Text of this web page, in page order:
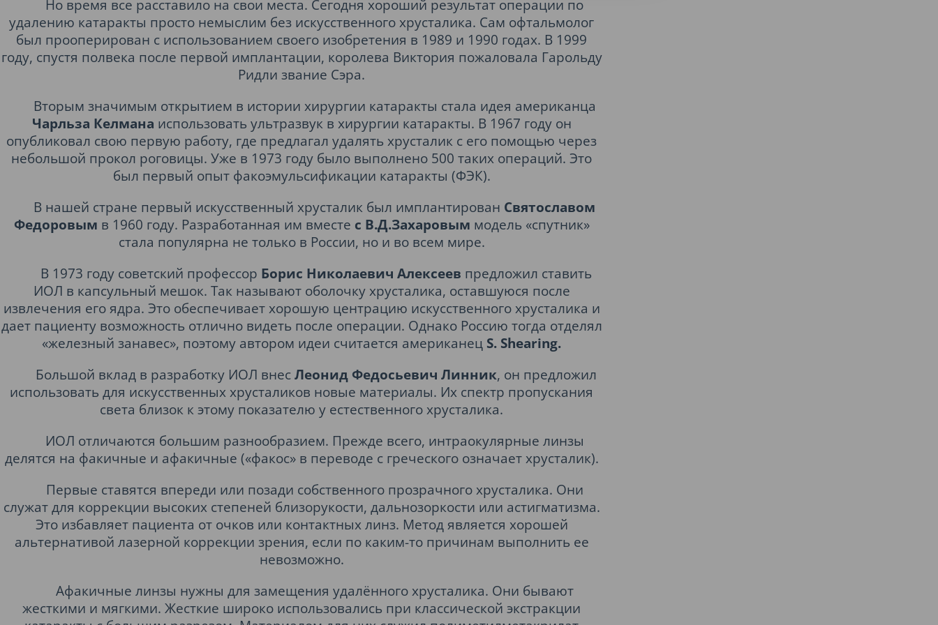
Но время все расставило на свои места. Сегодня хороший результат операции по
удалению катаракты просто немыслим без искусственного хрусталика. Сам офтальмолог
был прооперирован с использованием своего изобретения в 1989 и 1990 годах. В 1999
году, спустя полвека после первой имплантации, королева Виктория пожаловала Гарольду
Ридли звание Сэра.
Вторым значимым открытием в истории хирургии катаракты стала идея американца
Чарльза Келмана использовать ультразвук в хирургии катаракты. В 1967 году он
опубликовал свою первую работу, где предлагал удалять хрусталик с его помощью через
небольшой прокол роговицы. Уже в 1973 году было выполнено 500 таких операций. Это
был первый опыт факоэмульсификации катаракты (ФЭК).
В нашей стране первый искусственный хрусталик был имплантирован Святославом
Федоровым в 1960 году. Разработанная им вместе с В.Д.Захаровым модель «спутник»
стала популярна не только в России, но и во всем мире.
В 1973 году советский профессор Борис Николаевич Алексеев предложил ставить
ИОЛ в капсульный мешок. Так называют оболочку хрусталика, оставшуюся после
извлечения его ядра. Это обеспечивает хорошую центрацию искусственного хрусталика и
дает пациенту возможность отлично видеть после операции. Однако Россию тогда отделял
«железный занавес», поэтому автором идеи считается американец S. Shearing.
Большой вклад в разработку ИОЛ внесЛеонид Федосьевич Линник, он предложил
использовать для искусственных хрусталиков новые материалы. Их спектр пропускания
света близок к этому показателю у естественного хрусталика.
ИОЛ отличаются большим разнообразием. Прежде всего, интраокулярные линзы
делятся на факичные и афакичные («факос» в переводе с греческого означает хрусталик).
Первые ставятся впереди или позади собственного прозрачного хрусталика. Они
служат для коррекции высоких степеней близорукости, дальнозоркости или астигматизма.
Это избавляет пациента от очков или контактных линз. Метод является хорошей
альтернативой лазерной коррекции зрения, если по каким-то причинам выполнить ее
невозможно.
Афакичные линзы нужны для замещения удалённого хрусталика. Они бывают
жесткими и мягкими. Жесткие широко использовались при классической экстракции